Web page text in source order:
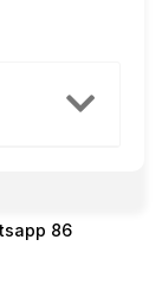
86